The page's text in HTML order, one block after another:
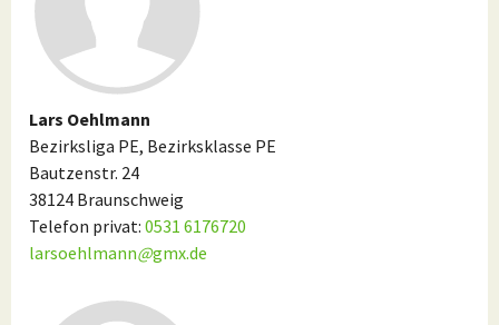
Lars Oehlmann
Bezirksliga PE, Bezirksklasse PE
Bautzenstr. 24
38124 Braunschweig
Telefon privat: 0531 6176720
larsoehlmann@gmx.de